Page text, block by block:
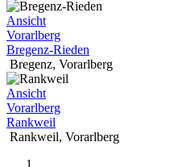
Ansicht
Vorarlberg
Bregenz-Rieden
Bregenz, Vorarlberg
Ansicht
Vorarlberg
Rankweil
Rankweil, Vorarlberg